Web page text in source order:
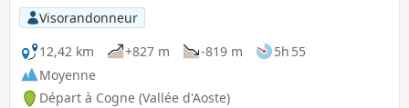
Visorandonneur
12,42 km
+827 m -819 m
5h 55
Moyenne
Départ à Cogne (Vallée d'Aoste)